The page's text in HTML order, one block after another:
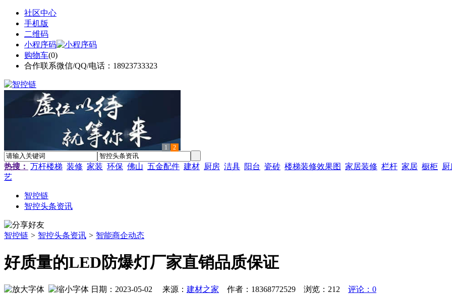
社区中心
手机版
二维码
小程序码
购物车(0)
合作联系微信/QQ/电话：18923733323
1 2
热搜： 万杆楼梯 装修 家装 环保 佛山 五金配件 建材 厨房 洁具 阳台 瓷砖 楼梯装修效果图 家居装修 栏杆 家居 橱柜
艺
智控链
智控头条资讯
智控链 > 智控头条资讯 > 智能商企动态
好质量的LED防爆灯厂家直销品质保证
日期：2023-05-02 来源： 建材之家 作者：18368772529 浏览： 212
评论：0